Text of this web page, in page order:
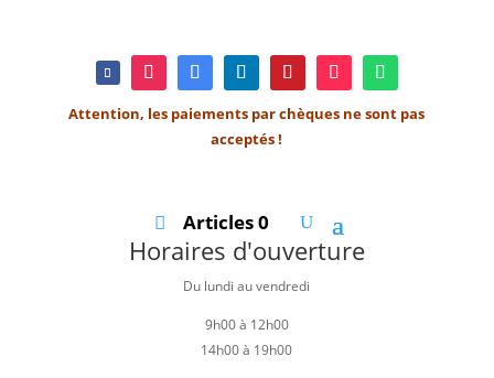
Attention, les paiements par chèques ne sont pas
acceptés !
Articles 0
Horaires d'ouverture
Du lundi au vendredi
9h00 à 12h00
14h00 à 19h00